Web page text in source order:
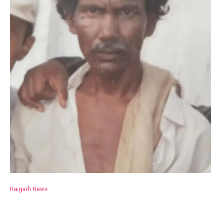
Raigarh News